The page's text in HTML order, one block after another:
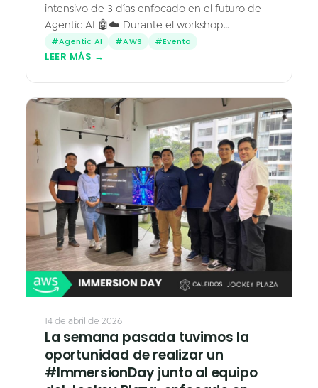
intensivo de 3 días enfocado en el futuro de
Agentic AI 🤖☁️ Durante el workshop
exploramos cómo construir soluciones con ,
creando agentes capaces de…
#Agentic AI #AWS #Evento
LEER MÁS →
4+ fotos
14 de abril de 2026
La semana pasada tuvimos la
oportunidad de realizar un
#ImmersionDay junto al equipo